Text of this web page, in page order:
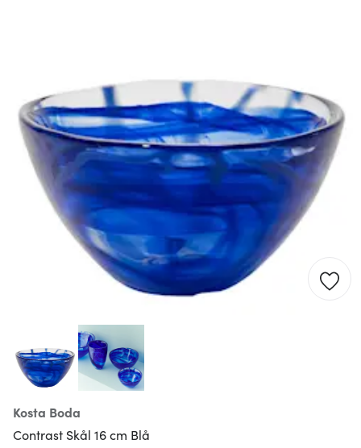
Kosta Boda
Contrast Skål 16 cm Blå